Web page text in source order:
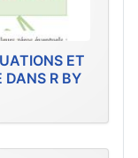
ET
DANS R BY